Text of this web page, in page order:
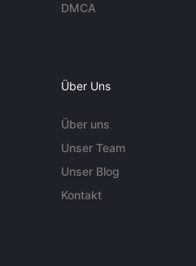
DMCA
Über Uns
Über uns
Unser Team
Unser Blog
Kontakt